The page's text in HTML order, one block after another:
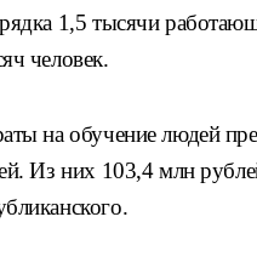
1,5 тысячи
человек.
на обучение людей
Из них 103,4 млн